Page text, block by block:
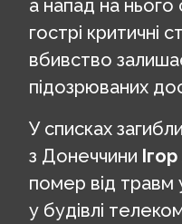
а напад на нього
гострі критичні
вбивство
підозрюваних
У списках
з Донеччини
помер від травм
у будівлі